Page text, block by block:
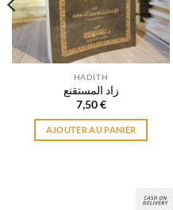
HADITH
زاد المستقنع
7,50€
AJOUTER AU PANIER